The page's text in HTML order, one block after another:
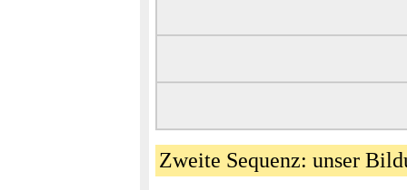
Zweite Sequenz: unser